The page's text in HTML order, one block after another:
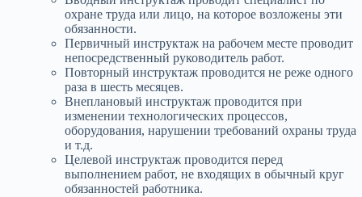
охране труда или лицо, на которое возложены эти
обязанности.
Первичный инструктаж на рабочем месте проводит
непосредственный руководитель работ.
Повторный инструктаж проводится не реже одного
раза в шесть месяцев.
Внеплановый инструктаж проводится при
изменении технологических процессов,
оборудования, нарушении требований охраны труда
и т.д.
Целевой инструктаж проводится перед
выполнением работ, не входящих в обычный круг
обязанностей работника.